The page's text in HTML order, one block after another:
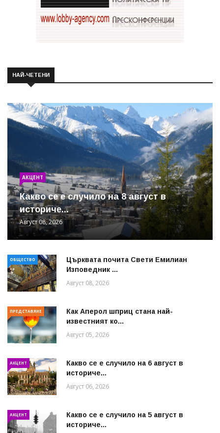
НАЙ-ЧЕТЕНИ
АКЦЕНТ
Какво се е случило на 8 август в
историче...
Август 08, 2026
ОБЩЕСТВО
Църквата почита Свeти Емилиан
Изповедник ...
Август 08, 2026
ПРЕДСТАВЯНЕ
Как Аперол шприц стана най-
известният ко...
Август 05, 2026
АКЦЕНТ
Какво се е случило на 6 август в
историче...
Август 06, 2026
АКЦЕНТ
Какво се е случило на 5 август в
историче...